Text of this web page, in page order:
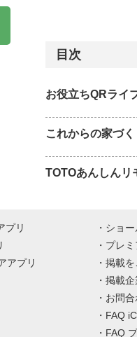
目次
お役立ちQRライ
これからの家づ
TOTOあんしんリ
プリ
アプリ
ショ
プレ
掲載
掲載
お問
FAQ
FAQ